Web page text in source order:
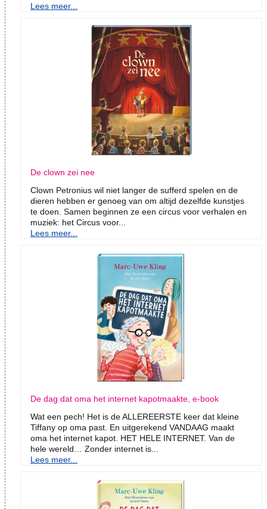
Lees meer...
De clown zei nee
Clown Petronius wil niet langer de sufferd spelen en de
dieren hebben er genoeg van om altijd dezelfde kunstjes
te doen. Samen beginnen ze een circus voor verhalen en
muziek: het Circus voor...
Lees meer...
De dag dat oma het internet kapotmaakte, e-book
Wat een pech! Het is de ALLEREERSTE keer dat kleine
Tiffany op oma past. En uitgerekend VANDAAG maakt
oma het internet kapot. HET HELE INTERNET. Van de
hele wereld… Zonder internet is...
Lees meer...